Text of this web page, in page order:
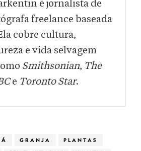
é jornalista de
freelance baseada
cobre cultura,
e vida selvagem
Smithsonian, The
e Toronto Star.
GRANJA PLANTAS